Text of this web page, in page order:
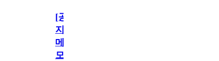
[공
지]
메
모